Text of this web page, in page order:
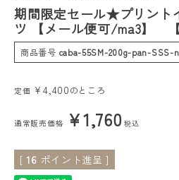
会員ステージ特典プログラムについ
期間限定セール★プリント
ツ 【メール便可/ma3】 【
商品番号 caba-55SM-200g-pan-SSS-n
定価 ¥4,400のところ
通常販売価格 ¥1,760 税込
[ 16 ポイント進呈 ]